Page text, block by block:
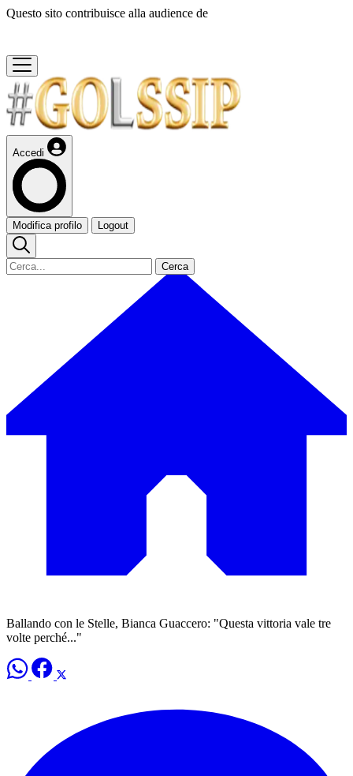
Questo sito contribuisce alla audience de
Accedi
Modifica profilo Logout
Cerca
Ballando con le Stelle, Bianca Guaccero: "Questa vittoria vale tre
volte perché..."